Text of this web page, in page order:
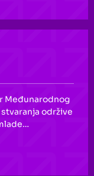
Međunarodnog
održive
programe,
i finansijske